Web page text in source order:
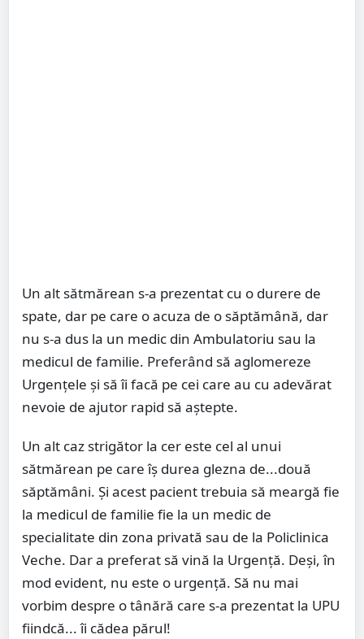
Un alt sătmărean s-a prezentat cu o durere de
spate, dar pe care o acuza de o săptămână, dar
nu s-a dus la un medic din Ambulatoriu sau la
medicul de familie. Preferând să aglomereze
Urgențele și să îi facă pe cei care au cu adevărat
nevoie de ajutor rapid să aștepte.
Un alt caz strigător la cer este cel al unui
sătmărean pe care îș durea glezna de...două
săptămâni. Și acest pacient trebuia să meargă fie
la medicul de familie fie la un medic de
specialitate din zona privată sau de la Policlinica
Veche. Dar a preferat să vină la Urgență. Deși, în
mod evident, nu este o urgență. Să nu mai
vorbim despre o tânără care s-a prezentat la UPU
fiindcă... îi cădea părul!